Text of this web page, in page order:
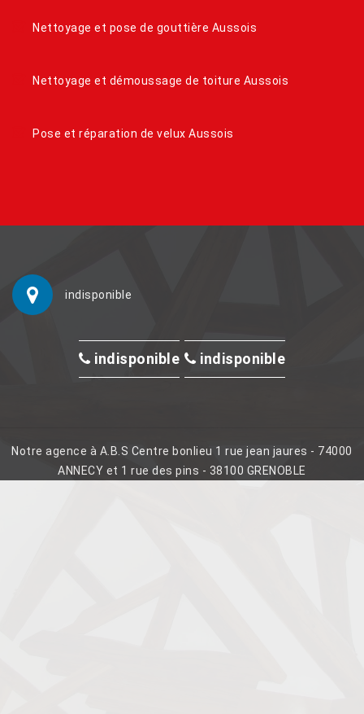
Nettoyage et pose de gouttière Aussois
Nettoyage et démoussage de toiture Aussois
Pose et réparation de velux Aussois
indisponible
indisponible indisponible
Notre agence à A.B.S Centre bonlieu 1 rue jean jaures - 74000
ANNECY et 1 rue des pins - 38100 GRENOBLE